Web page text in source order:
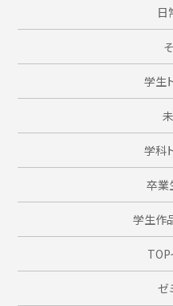
日
学生
学科
卒業
学生作
TOP
ゼ